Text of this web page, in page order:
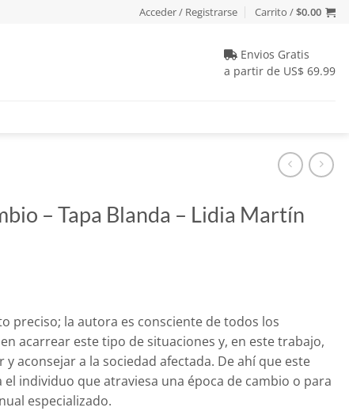
Acceder / Registrarse Carrito /$0.00
Envios Gratis
a partir de US$ 69.99
– Tapa Blanda – Lidia Martín
preciso; la autora es consciente de todos los
acarrear este tipo de situaciones y, en este trabajo,
y aconsejar a la sociedad afectada. De ahí que este
individuo que atraviesa una época de cambio o para
especializado.